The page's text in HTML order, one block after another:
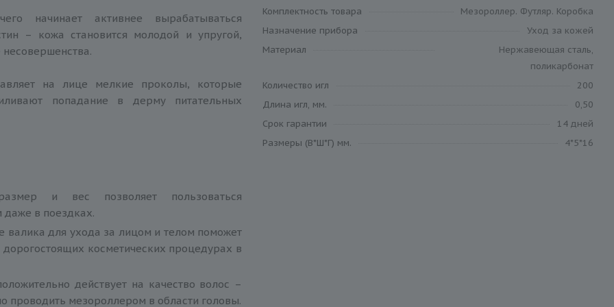
начинает активнее вырабатываться
– кожа становится молодой и упругой,
на лице мелкие проколы, которые
попадание в дерму питательных
и вес позволяет пользоваться
в поездках.
валика для ухода за лицом и телом поможет
дорогостоящих косметических процедурах в
действует на качество волос –
проводить мезороллером в области головы.
Комплектность товара
Мезороллер. Футляр. Коробка
Назначение прибора
Уход за кожей
Материал
Нержавеющая сталь,
поликарбонат
Количество игл
200
Длина игл, мм.
0,50
Срок гарантии
14 дней
Размеры (В*Ш*Г) мм.
4*5*16